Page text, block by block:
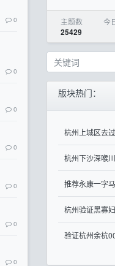
0
0
0
0
0
0
0
主题数
25429
今
版块热门：
杭州上城区去
杭州下沙深喉
推荐永康一字
杭州验证黑寡
验证杭州余杭